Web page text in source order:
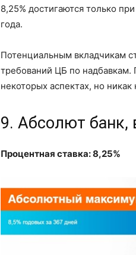
8,25% достигаются только
года.
Потенциальным вкладчикам
требований ЦБ по надбавкам.
некоторых аспектах, но
9. Абсолют
Процентная ставка: 8,25%